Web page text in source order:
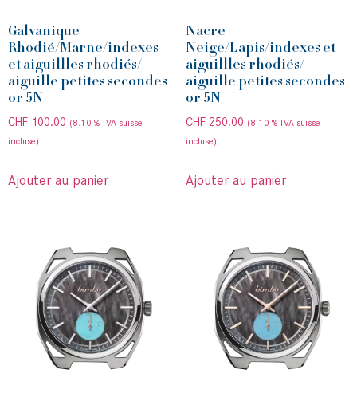
Galvanique
Rhodié/Marne/indexes
et aiguillles rhodiés/
aiguille petites secondes
or 5N
CHF 100.00 (8.10 % TVA suisse
incluse)
Ajouter au panier
Nacre
Neige/Lapis/indexes et
aiguillles rhodiés/
aiguille petites secondes
or 5N
CHF250.00 (8.10 % TVA suisse
incluse)
Ajouter au panier